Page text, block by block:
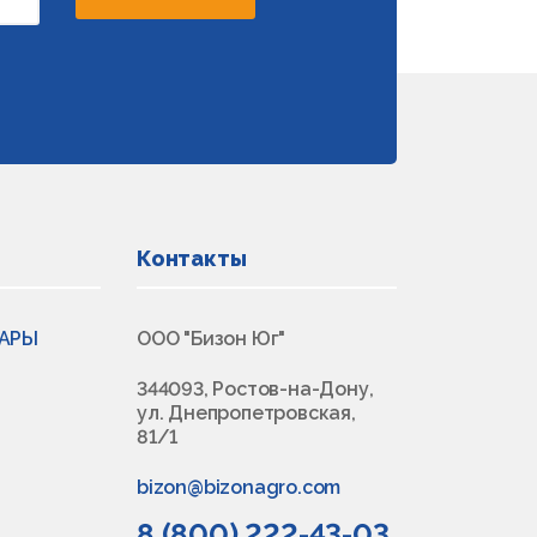
Контакты
ООО "Бизон Юг"
344093, Ростов-на-Дону,
ул. Днепропетровская,
81/1
bizon@bizonagro.com